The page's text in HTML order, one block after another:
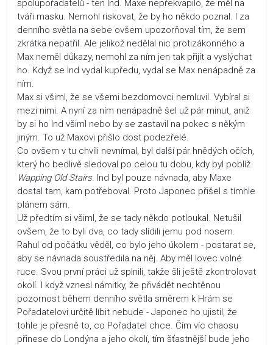
spolupořadatelů - ten Ind. Maxe nepřekvapilo, že měl na
tváři masku. Nemohl riskovat, že by ho někdo poznal. I za
denního světla na sebe ovšem upozorňoval tím, že sem
zkrátka nepatřil. Ale jelikož nedělal nic protizákonného a
Max neměl důkazy, nemohl za ním jen tak přijít a vyslýchat
ho. Když se Ind vydal kupředu, vydal se Max nenápadně za
ním.
Max si všiml, že se všemi bezdomovci nemluvil. Vybíral si
mezi nimi. A nyní za ním nenápadně šel už pár minut, aniž
by si ho Ind všiml nebo by se zastavil na pokec s někým
jiným. To už Maxovi přišlo dost podezřelé.
Co ovšem v tu chvíli nevnímal, byl další pár hnědých očích,
který ho bedlivě sledoval po celou tu dobu, kdy byl poblíž
Wapping Old Stairs. Ind byl pouze návnada, aby Maxe
dostal tam, kam potřeboval. Proto Japonec přišel s tímhle
plánem sám.
Už předtím si všiml, že se tady někdo potloukal. Netušil
ovšem, že to byli dva, co tady slídili jemu pod nosem.
Rahul od počátku věděl, co bylo jeho úkolem - postarat se,
aby se návnada soustředila na něj. Aby měl lovec volné
ruce. Svou první práci už splnili, takže šli ještě zkontrolovat
okolí. I když vznesl námitky, že přivádět nechtěnou
pozornost během denního světla směrem k Hrám se
Pořadatelovi určitě líbit nebude - Japonec ho ujistil, že
tohle je přesně to, co Pořadatel chce. Čím víc chaosu
přinese do Londýna a jeho okolí, tím šťastnější bude jeho